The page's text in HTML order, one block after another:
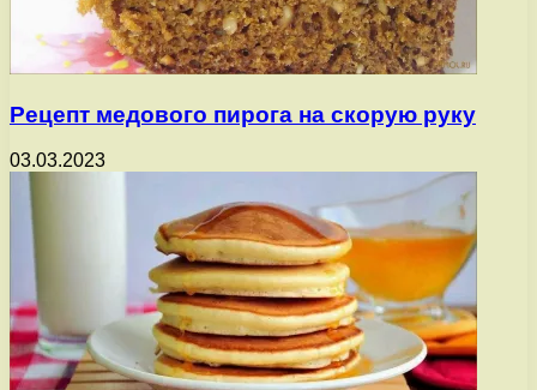
Рецепт медового пирога на скорую руку
03.03.2023